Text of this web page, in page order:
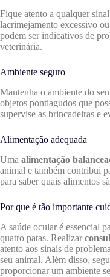
Fique atento a qualquer
lacrimejamento excessivo
podem ser indicativos de
veterinária.
Ambiente seguro
Mantenha o ambiente do
objetos pontiagudos que
supervise as brincadeiras e
Alimentação adequada
Uma alimentação
animal e também contribui
para saber quais alimentos
Por que é tão importante
A saúde ocular é essencial
quatro patas. Realizar
atento aos sinais de
seu animal. Além disso,
proporcionar um ambiente